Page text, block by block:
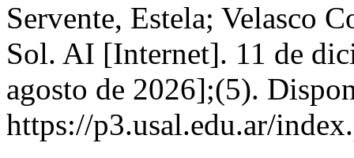
Servente, Estela; Velasco
Sol. AI [Internet]. 11 de
agosto de 2026];(5).
https://p3.usal.edu.ar/